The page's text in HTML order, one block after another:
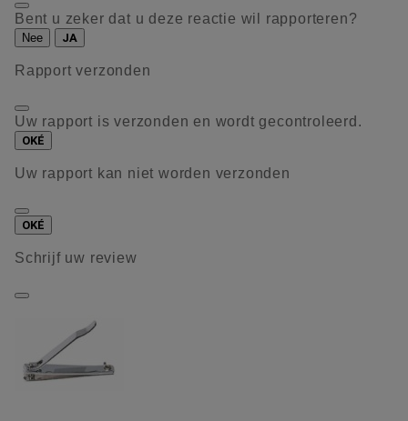
Bent u zeker dat u deze reactie wil rapporteren?
Nee JA
Rapport verzonden
Uw rapport is verzonden en wordt gecontroleerd.
OKÉ
Uw rapport kan niet worden verzonden
OKÉ
Schrijf uw review